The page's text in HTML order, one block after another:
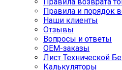
Правила и порядок
Наши клиенты
Отзывы
Вопросы и ответы
OEM-заказы
Лист Технической
Калькуляторы